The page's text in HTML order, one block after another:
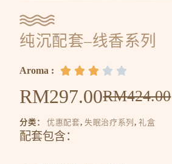
纯沉配套–线香系列
Aroma :     
RM424.00
RM297.00
分类：优惠配套, 失眠治疗系列 ,礼盒
配套包含：